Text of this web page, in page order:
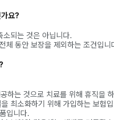
요?
소되는 것은 아닙니다.
체 동안 보장을 제외하는 조건입니
하는 것으로 치료를 위해 휴직을
최소화하기 위해 가입하는 보험
입니다.